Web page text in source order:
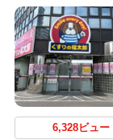
6,328ビュー